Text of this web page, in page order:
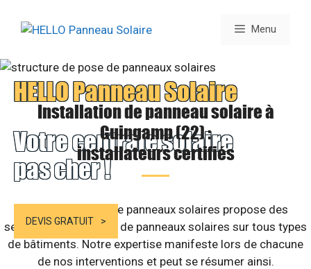
Menu
HELLO Panneau Solaire
Votre centrale solaire
pas cher !
DEVIS GRATUIT
Installation de panneau solaire à
Guingamp (22) :
installateurs certifiés
Notre entreprise de panneaux solaires propose des
services d’installation de panneaux solaires sur tous types
de bâtiments. Notre expertise manifeste lors de chacune
de nos interventions et peut se résumer ainsi.